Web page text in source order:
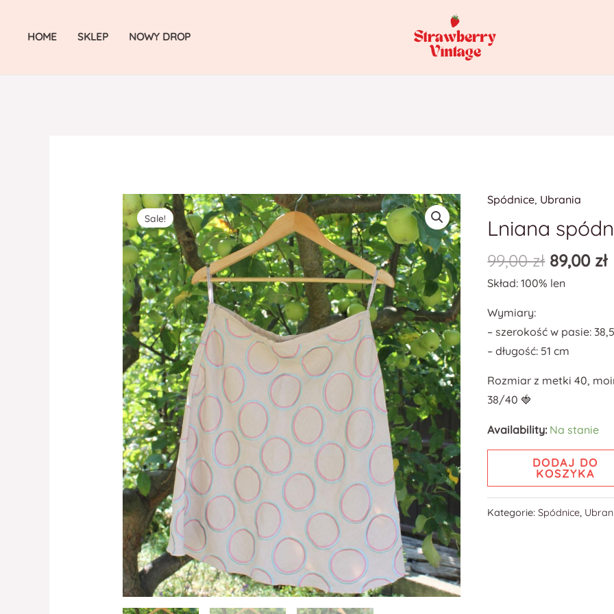
HOME SKLEP NOWY DROP
Sale!
Spódnice, Ubrania
Lniana
99,00zł 89,00 zł
Skład: 100% len
Wymiary:
– szerokość w pasie:
– długość: 51 cm
Rozmiar z metki 40,
38/40 🍓
Availability: Na stanie
ilość
Lniana
DODAJ DO
KOSZYKA
Kategorie:Spódnice,